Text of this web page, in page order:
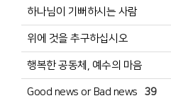
하나님이 기뻐하시는 사람
위에 것을 추구하십시오
행복한 공동체, 예수의 마음
Good news or Bad news 39